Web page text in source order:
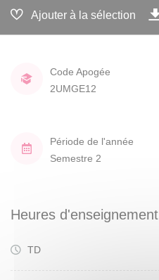
Ajouter à la sélection
Code Apogée
2UMGE12
Période de l'année
Semestre 2
Heures d'enseignement
TD